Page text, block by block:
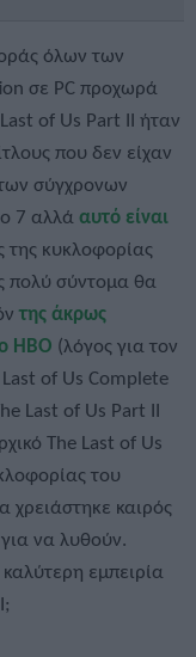
όλων των
σε PC προχωρά
of Us Part II ήταν
που δεν είχαν
σύγχρονων
7 αλλά αυτό είναι
της κυκλοφορίας
πολύ σύντομα θα
της άκρως
HBO (λόγος για τον
of Us Complete
Last of Us Part II
The Last of Us
του
χρειάστηκε καιρός
να λυθούν.
εμπειρία